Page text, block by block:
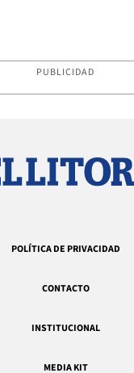
PUBLICIDAD
POLÍTICA DE PRIVACIDAD
CONTACTO
INSTITUCIONAL
MEDIA KIT